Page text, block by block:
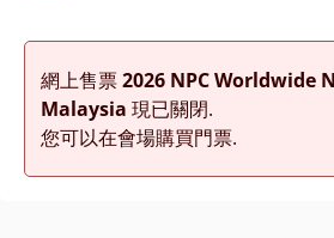
網上售票2026 NPC Worldwide
Malaysia 現已關閉.
您可以在會場購買門票.